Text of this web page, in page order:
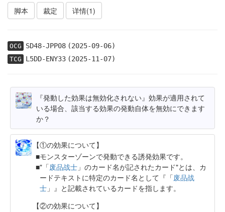
脚本
裁定 详情(1)
OCG SD48-JPP08(2025-09-06)
TCG L5DD-ENY33(2025-11-07)
『発動した効果は無効化されない』効果が適用されて
いる場合、該当する効果の発動自体を無効にできます
か？
【①の効果について】
モンスターゾーンで発動できる誘発効果です。
"「废品战士 」のカード名が記されたカード"とは、カ
ードテキストに特定のカード名として『「废品战
士 」』と記載されているカードを指します。
【②の効果について】